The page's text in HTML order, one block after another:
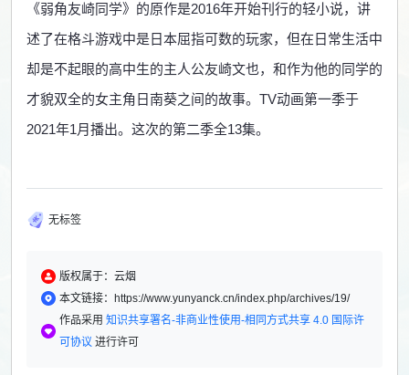
《弱角友崎同学》的原作是2016年开始刊行的轻小说，讲
述了在格斗游戏中是日本屈指可数的玩家，但在日常生活中
却是不起眼的高中生的主人公友崎文也，和作为他的同学的
才貌双全的女主角日南葵之间的故事。TV动画第一季于
2021年1月播出。这次的第二季全13集。
无标签
版权属于：云烟
本文链接：https://www.yunyanck.cn/index.php/archives/19/
作品采用 知识共享署名-非商业性使用-相同方式共享 4.0 国际许
可协议 进行许可